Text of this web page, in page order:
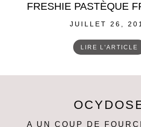
FRESHIE PASTÈQUE
POSTED
JUILLET 26,
LIRE L'ARTICLE
A UN COUP DE